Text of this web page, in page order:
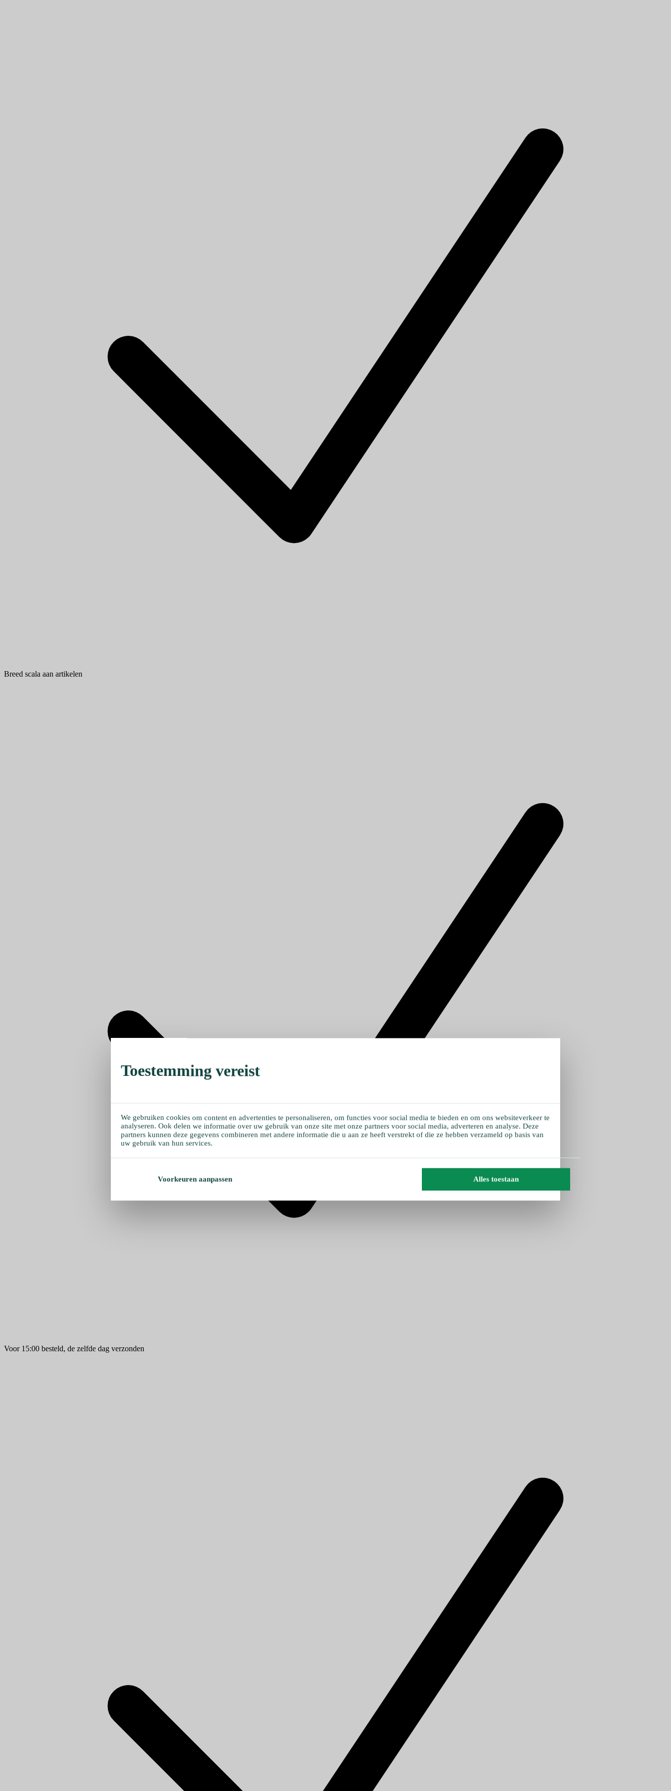
Breed scala aan artikelen
Voor 15:00 besteld, de zelfde dag verzonden
Toestemming vereist
We gebruiken cookies om content en advertenties te personaliseren, om functies voor social media te bieden en om ons websiteverkeer te
analyseren. Ook delen we informatie over uw gebruik van onze site met onze partners voor social media, adverteren en analyse. Deze
partners kunnen deze gegevens combineren met andere informatie die u aan ze heeft verstrekt of die ze hebben verzameld op basis van
uw gebruik van hun services.
Voorkeuren aanpassen Alles toestaan